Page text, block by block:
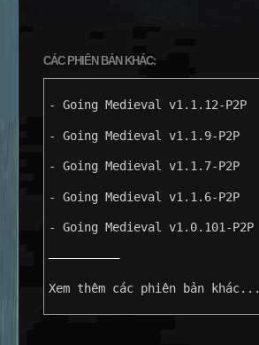
CÁC PHIÊN BẢN KHÁC:
- Going Medieval v1.1.12-P2P
- Going Medieval v1.1.9-P2P
- Going Medieval v1.1.7-P2P
- Going Medieval v1.1.6-P2P
- Going Medieval v1.0.101-P2P
——————————
Xem thêm các phiên bản khác...